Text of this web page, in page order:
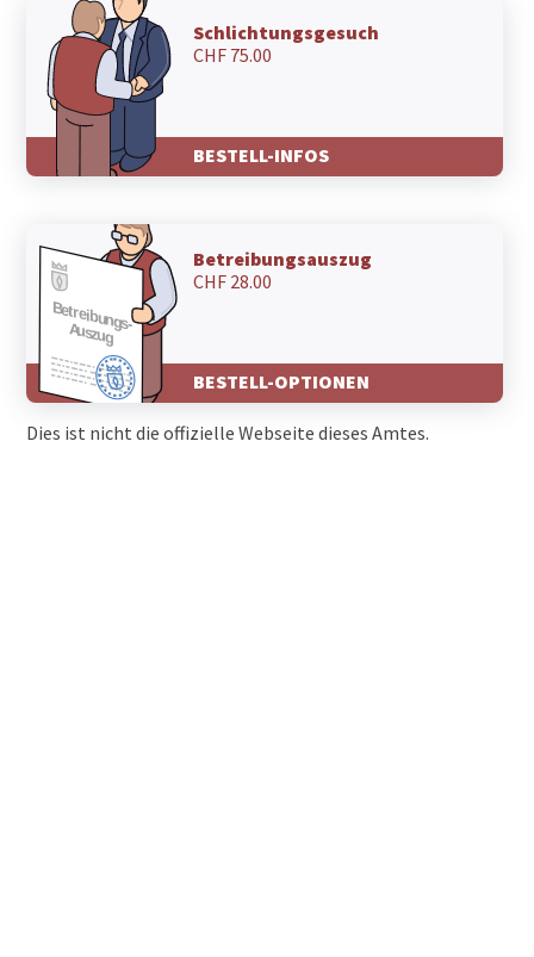
Schlichtungsgesuch
CHF 75.00
BESTELL-INFOS
Betreibungsauszug
CHF 28.00
BESTELL-OPTIONEN
Dies ist nicht die offizielle Webseite dieses Amtes.